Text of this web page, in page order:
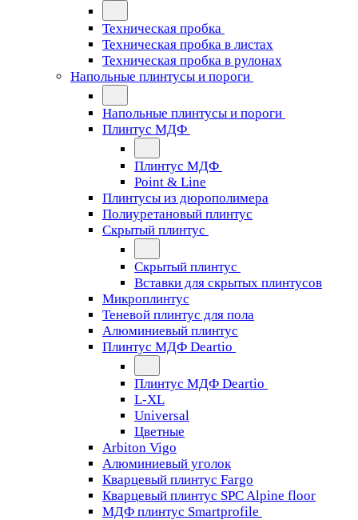
Техническая пробка
Техническая пробка в листах
Техническая пробка в рулонах
Напольные плинтусы и пороги
Напольные плинтусы и пороги
Плинтус МДФ
Плинтус МДФ
Point & Line
Плинтусы из дюрополимера
Полиуретановый плинтус
Скрытый плинтус
Скрытый плинтус
Вставки для скрытых плинтусов
Микроплинтус
Теневой плинтус для пола
Алюминиевый плинтус
Плинтус МДФ Deartio
Плинтус МДФ Deartio
L-XL
Universal
Цветные
Arbiton Vigo
Алюминиевый уголок
Кварцевый плинтус Fargo
Кварцевый плинтус SPC Alpine floor
МДФ плинтус Smartprofile